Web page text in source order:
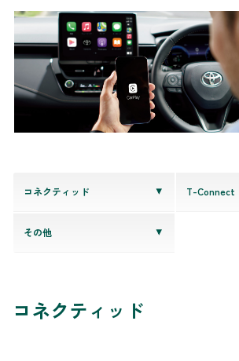
コネクティッド T-Connect
その他
コネクティッド